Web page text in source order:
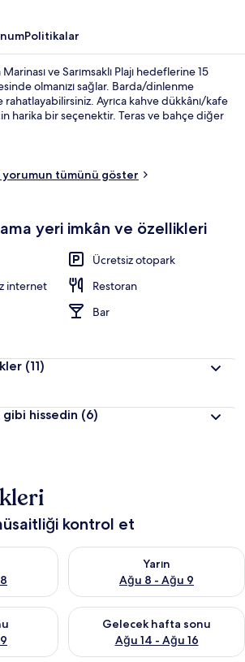
Politikalar
ve Sarımsaklı Plajı hedeflerine 15
olmanızı sağlar. Barda/dinlenme
Ayrıca kahve dükkânı/kafe
harika bir seçenektir. Teras ve bahçe diğer
yorumun tümünü göster
yeri imkân ve özellikleri
Ücretsiz otopark
internet
Restoran
Bar
(11)
hissedin (6)
kontrol et
kontrol et Ağu 7 - Ağu 8
Yarın
Ağu 8 - Ağu 9
Yarın için müsaitliği kontrol
kontrol et Ağu 7 - Ağu 9
Gelecek hafta sonu
Ağu 14 - Ağu 16
Önümüzdeki hafta sonu için